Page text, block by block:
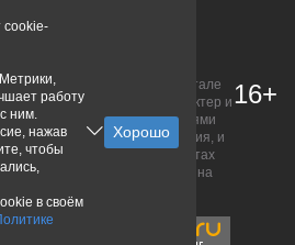
рекламодателей
банков, размещенная на портале
ознакомительный характер и
определяемой положениями
точного и полного описания, и
условия уточняйте на сайтах
Исключительное право на
их правообладателям.
16+
cookie-
работу
ним.
нажав
чтобы
в своём